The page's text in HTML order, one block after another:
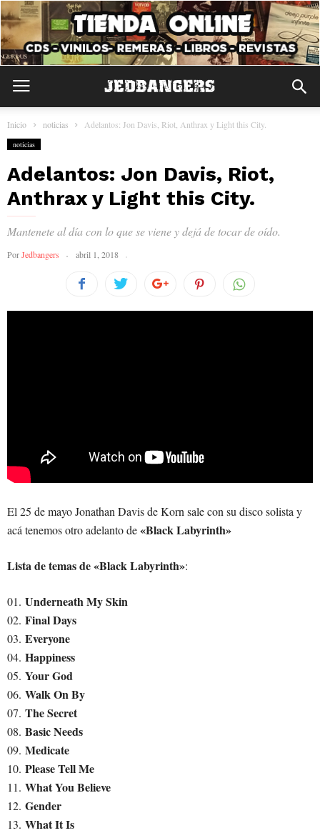
Inicio noticias Adelantos: Jon Davis, Riot, Anthrax y Light this City.
noticias
Adelantos: Jon Davis, Riot,
Anthrax y Light this City.
Mantenete al día con lo que se viene y dejá de tocar de oído.
PorJedbangers abril 1, 2018
El 25 de mayo Jonathan Davis de Korn sale con su disco solista y
acá tenemos otro adelanto de«Black Labyrinth»
Lista de temas de «Black Labyrinth»:
01. Underneath My Skin
02. Final Days
03. Everyone
04. Happiness
05. Your God
06. Walk On By
07. The Secret
08. Basic Needs
09. Medicate
10. Please Tell Me
11. What You Believe
12. Gender
13. What It Is